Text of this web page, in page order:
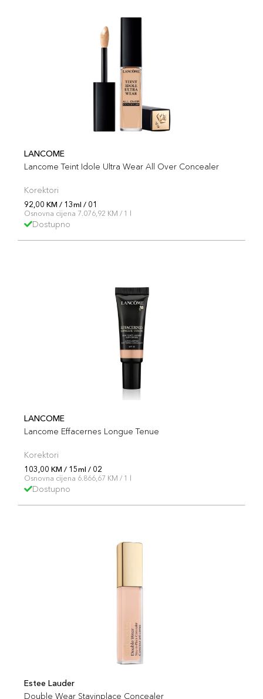
LANCOME
Lancome Teint Idole Ultra Wear All Over Concealer
Korektori
92,00 KM / 13ml / 01
Osnovna cijena 7.076,92 KM / 1 l
Dostupno
LANCOME
Lancome Effacernes Longue Tenue
Korektori
103,00 KM / 15ml / 02
Osnovna cijena 6.866,67 KM / 1 l
Dostupno
Estee Lauder
Double Wear Stayinplace Concealer